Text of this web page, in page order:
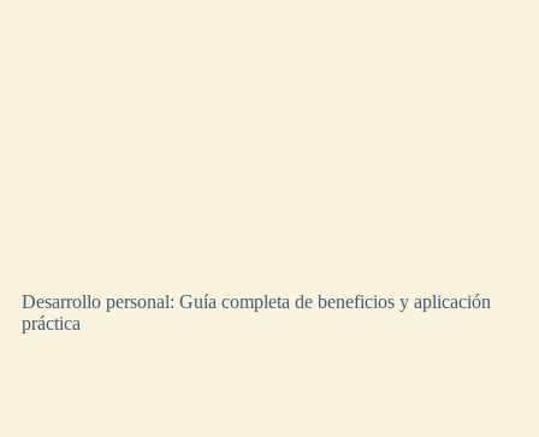
Desarrollo personal: Guía completa de beneficios y aplicación
práctica